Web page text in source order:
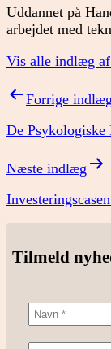
Uddannet på
arbejdet med
Vis alle indlæg af
Forrige indlæg
De Psykologiske
Næste indlæg
Tilmeld